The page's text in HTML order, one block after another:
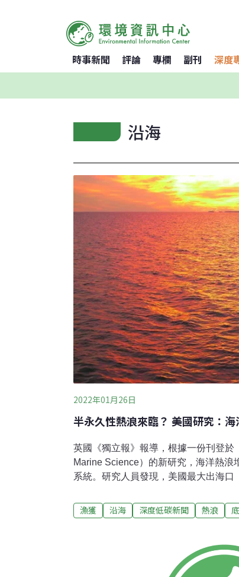
時事新聞 評論 專欄 副刊 深度
沿海
2022年01月26日
半永久性熱浪來臨？ 美國研究：
英國《獨立報》報導，根據一份刊登於
Marine Science）的新研究，海洋熱浪
系統。研究人員發現，美國最大出海
去，可能導致漁獲物種減少、殺死底棲
更嚴重。隨著氣候危機暖化全球，世界
烈的原因。2018年的一份研究就發現
生的可能性增加了50多倍。
漁獲 沿海 深度低碳新聞 熱浪